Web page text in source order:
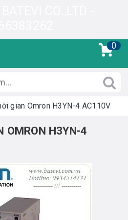
0
gian Omron H3YN-4 AC110V
OMRON H3YN-4